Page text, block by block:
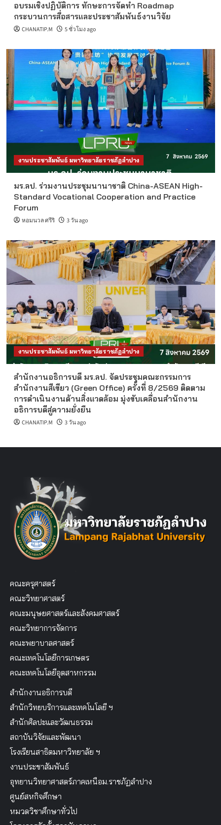
อบรมเชิงปฏิบัติการ ทักษะการจัดทำ Roadmap
กระบวนการสื่อสารและประชาสัมพันธ์งานวิจัย
CHANATIP.M 5 ชั่วโมง ago
งานประชาสัมพันธ์ มหาวิทยาลัยราชภัฏลำปาง
มร.ลป. ร่วมงานประชุมนานาชาติ China-ASEAN High-
Standard Vocational Cooperation and Practice
Forum
หอมนวล ศรีริ 3 วัน ago
งานประชาสัมพันธ์ มหาวิทยาลัยราชภัฏลำปาง
สำนักงานอธิการบดี มร.ลป. จัดประชุมคณะกรรมการ
สำนักงานสีเขียว (Green Office) ครั้งที่ 8/2569 ติดตาม
การดำเนินงานด้านสิ่งแวดล้อม มุ่งขับเคลื่อนสำนักงาน
อธิการบดีสู่ความยั่งยืน
CHANATIP.M 3 วัน ago
คณะครุศาสตร์
คณะวิทยาศาสตร์
คณะมนุษยศาสตร์และสังคมศาสตร์
คณะวิทยาการจัดการ
คณะพยาบาลศาสตร์
คณะเทคโนโลยีการเกษตร
คณะเทคโนโลยีอุตสาหกรรม
สำนักงานอธิการบดี
สำนักวิทยบริการและเทคโนโลยี ฯ
สำนักศิลปะและวัฒนธรรม
สถาบันวิจัยและพัฒนา
โรงเรียนสาธิตมหาวิทยาลัย ฯ
งานประชาสัมพันธ์
อุทยานวิทยาศาสตร์ภาคเหนือม.ราชภัฏลำปาง
ศูนย์สหกิจศึกษา
หมวดวิชาศึกษาทั่วไป